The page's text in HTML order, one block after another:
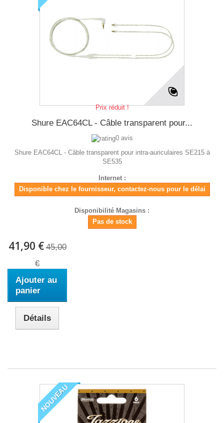
Prix réduit !
Shure EAC64CL - Câble transparent pour...
0 avis
Shure EAC64CL - Câble transparent pour intra-auriculaires SE215 à
SE535
Internet :
Disponible chez le fournisseur, contactez-nous pour le délai
Disponibilité Magasins :
Pas de stock
41,90 € 45,00
€
Ajouter au
panier
Détails
NOUVEAU